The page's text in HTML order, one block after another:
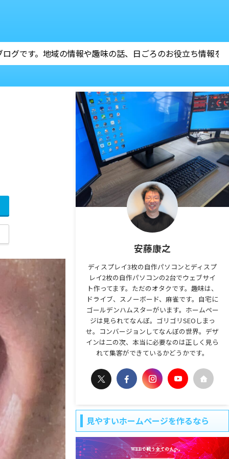
ごろのお役立ち情報をお伝えします。
安藤康之
ディスプレイ3枚の自作パソコンとディスプ
レイ2枚の自作パソコンの2台でウェブサイ
ト作ってます。ただのオタクです。趣味は、
ドライブ、スノーボード、麻雀です。自宅に
ゴールデンハムスターがいます。ホームペー
ジは見られてなんぼ。ゴリゴリSEOしまっ
せ。コンバージョンしてなんぼの世界。デザ
インは二の次、本当に必要なのは正しく見ら
れて集客ができているかどうかです。
見やすいホームページを作るなら